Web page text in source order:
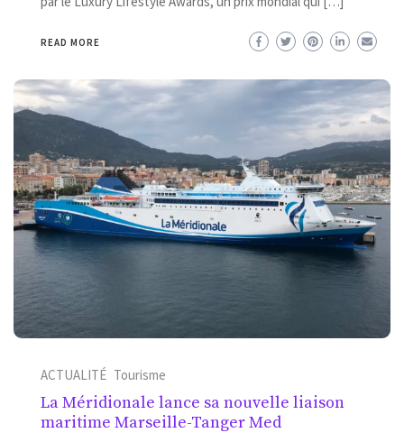
READ MORE
ACTUALITÉ Tourisme
La Méridionale lance sa nouvelle liaison
maritime Marseille-Tanger Med